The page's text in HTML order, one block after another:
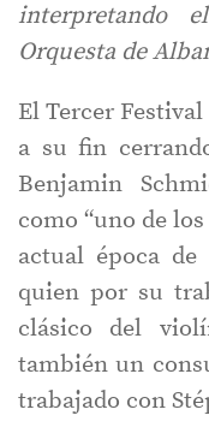
interpretando
Orquesta de
El Tercer
a su fin
Benjamin
como “uno de
actual época de
quien por su
clásico del
también un
trabajado con